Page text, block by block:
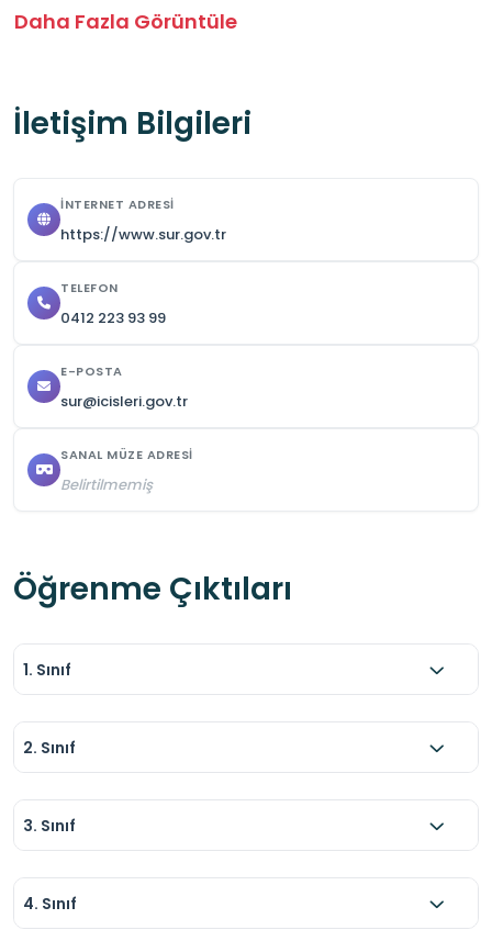
izin verilmemektedir.
randevu alınmalıdır.
küçük gruplar halinde girilmeli ve öğretmenin
Daha Fazla Görüntüle
İletişim Bilgileri
İNTERNET ADRESI
https://www.sur.gov.tr
TELEFON
0412 223 93 99
E-POSTA
sur@icisleri.gov.tr
SANAL MÜZE ADRESI
Belirtilmemiş
Öğrenme Çıktıları
1. Sınıf
2. Sınıf
3. Sınıf
4. Sınıf